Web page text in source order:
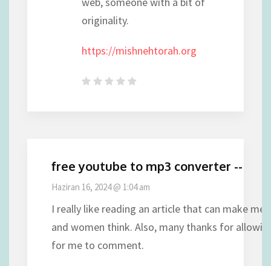
originality.
https://mishnehtorah.org
free youtube to mp3 converter --
Haziran 16, 2024 @ 1:04 am
I really like reading an article that can make men
and women think. Also, many thanks for
for me to comment.